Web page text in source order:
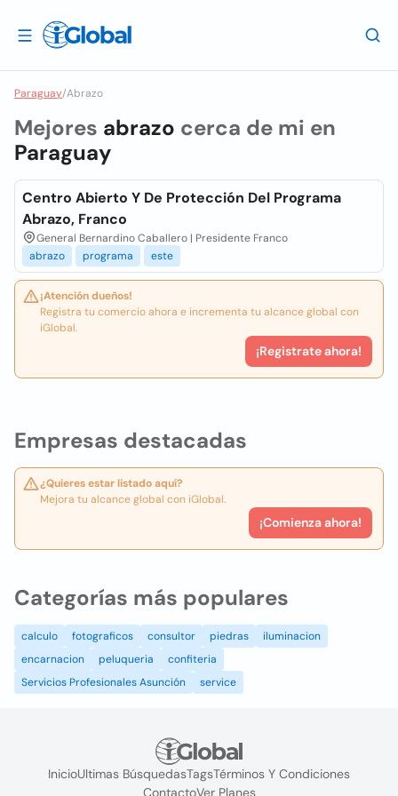
Paraguay/Abrazo
Empresas destacadas
¿Quieres estar listado aquí?
Mejora tu alcance global con iGlobal.
¡Comienza ahora!
Mejores abrazo cerca de mi en
Paraguay
Centro Abierto Y De Protección Del Programa
Abrazo, Franco
General Bernardino Caballero | Presidente Franco
abrazo
programa este
¡Atención dueños!
Registra tu comercio ahora e incrementa tu alcance global con
iGlobal.
¡Registrate ahora!
Categorías más populares
calculo fotograficos consultor piedras
iluminacion
encarnacion
peluqueria
confiteria
Servicios Profesionales Asunción
service
InicioUltimas BúsquedasTagsTérminos Y Condiciones
ContactoVer Planes